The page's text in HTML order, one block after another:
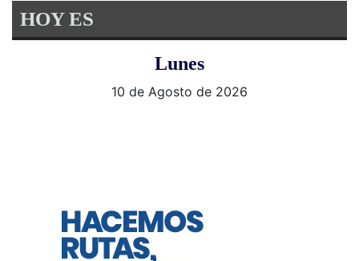
HOY ES
Lunes
10 de Agosto de 2026